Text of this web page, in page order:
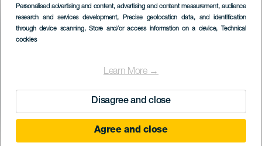
Personalised advertising and content, advertising and content measurement, audience
research and services development, Precise geolocation data, and identification
through device scanning, Store and/or access information on a device, Technical
cookies
Learn More →
Disagree and close
Agree and close
Imagen
Listado